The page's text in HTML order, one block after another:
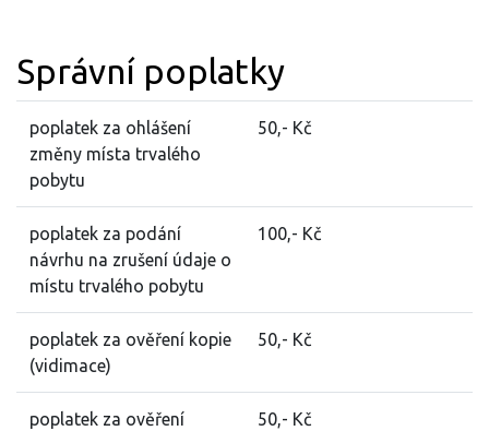
Správní poplatky
poplatek za ohlášení
změny místa trvalého
pobytu
50,- Kč
poplatek za podání
návrhu na zrušení údaje o
místu trvalého pobytu
100,- Kč
poplatek za ověření kopie
(vidimace)
50,- Kč
poplatek za ověření
50,- Kč